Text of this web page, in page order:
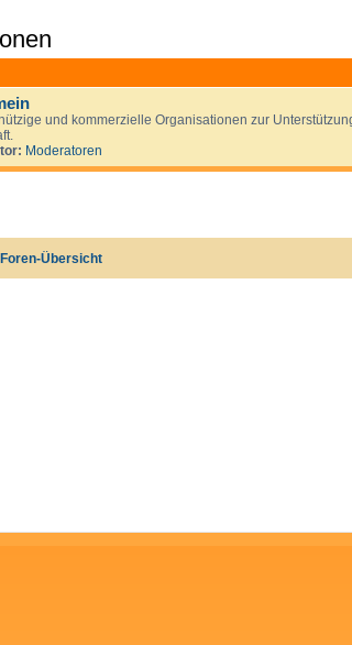
und kommerzielle Organisationen zur
Moderatoren
Foren-Übersicht